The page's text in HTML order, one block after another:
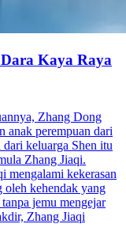
Kaya Raya
Zhang Dong
anak perempuan dari
keluarga Shen itu
Zhang Jiaqi.
mengalami kekerasan
oleh kehendak yang
jemu mengejar
Zhang Jiaqi